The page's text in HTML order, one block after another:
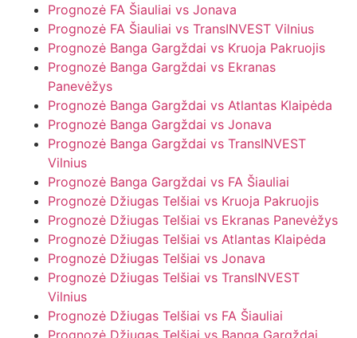
Prognozė FA Šiauliai vs Jonava
Prognozė FA Šiauliai vs TransINVEST Vilnius
Prognozė Banga Gargždai vs Kruoja Pakruojis
Prognozė Banga Gargždai vs Ekranas
Panevėžys
Prognozė Banga Gargždai vs Atlantas Klaipėda
Prognozė Banga Gargždai vs Jonava
Prognozė Banga Gargždai vs TransINVEST
Vilnius
Prognozė Banga Gargždai vs FA Šiauliai
Prognozė Džiugas Telšiai vs Kruoja Pakruojis
Prognozė Džiugas Telšiai vs Ekranas Panevėžys
Prognozė Džiugas Telšiai vs Atlantas Klaipėda
Prognozė Džiugas Telšiai vs Jonava
Prognozė Džiugas Telšiai vs TransINVEST
Vilnius
Prognozė Džiugas Telšiai vs FA Šiauliai
Prognozė Džiugas Telšiai vs Banga Gargždai